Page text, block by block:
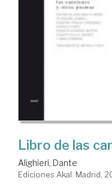
Libro de las
Alighieri, Dante
Ediciones Akal. Madrid,